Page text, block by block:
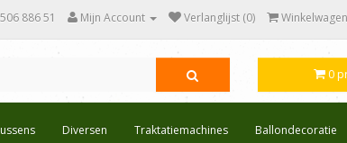
886 51 Mijn Account Verlanglijst (0) Winkelwagen
0
Diversen Traktatiemachines Ballondecoratie